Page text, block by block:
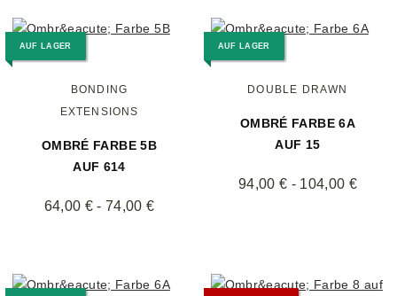
AUF LAGER
BONDING
EXTENSIONS
OMBRÉ FARBE 5B
AUF 614
64,00 € -74,00 €
AUF LAGER
DOUBLE DRAWN
OMBRÉ FARBE 6A
AUF 15
94,00 € - 104,00 €